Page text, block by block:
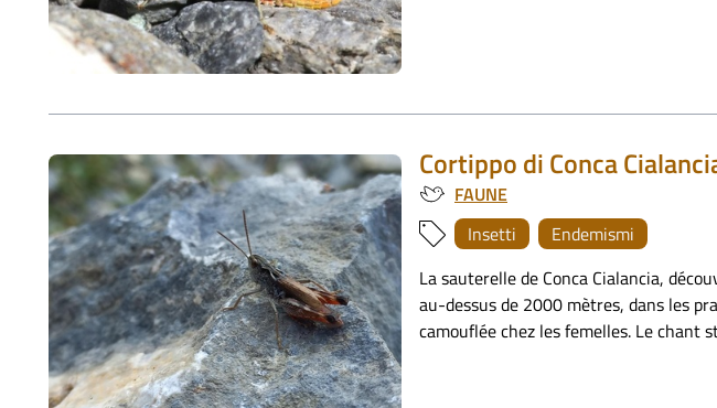
Cortippo di Conca
FAUNE
Insetti
Endemismi
La sauterelle de Conca Cialancia,
au-dessus de 2000 mètres, dans les
camouflée chez les femelles. Le chant